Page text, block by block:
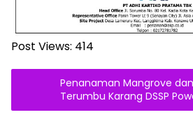
Post Views: 414
Penanaman Mangrove
Terumbu Karang DSSP
Utara Diapresiasi